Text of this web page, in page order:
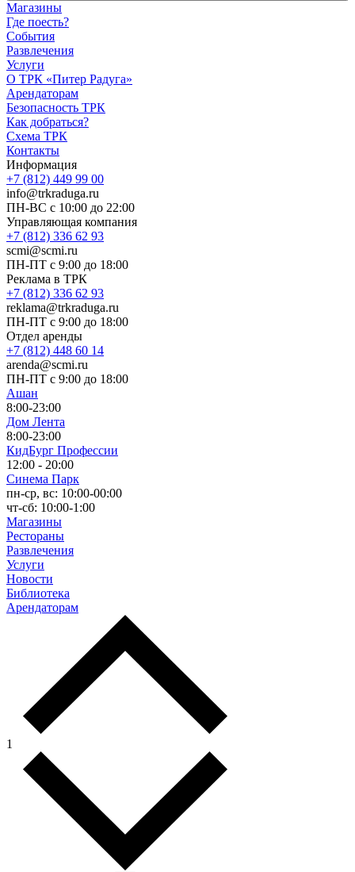
Магазины
Где поесть?
События
Развлечения
Услуги
О ТРК «Питер Радуга»
Арендаторам
Безопасность ТРК
Как добраться?
Схема ТРК
Контакты
Информация
+7 (812) 449 99 00
info@trkraduga.ru
ПН-ВС с 10:00 до 22:00
Управляющая компания
+7 (812) 336 62 93
scmi@scmi.ru
ПН-ПТ с 9:00 до 18:00
Реклама в ТРК
+7 (812) 336 62 93
reklama@trkraduga.ru
ПН-ПТ с 9:00 до 18:00
Отдел аренды
+7 (812) 448 60 14
arenda@scmi.ru
ПН-ПТ с 9:00 до 18:00
Ашан
8:00-23:00
Дом Лента
8:00-23:00
КидБург Профессии
12:00 - 20:00
Синема Парк
пн-ср, вс: 10:00-00:00
чт-сб: 10:00-1:00
Магазины
Рестораны
Развлечения
Услуги
Новости
Библиотека
Арендаторам
1